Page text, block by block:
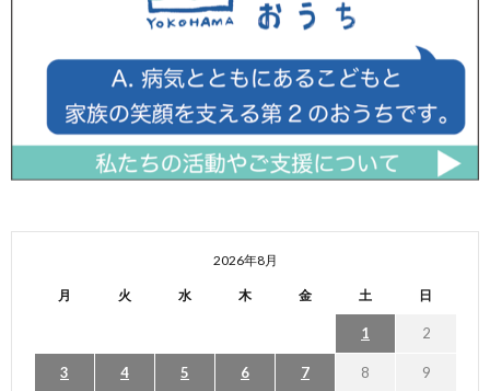
2026年8月
月 火 水 木 金 土 日
1 2
3 4 5 6 7 8 9